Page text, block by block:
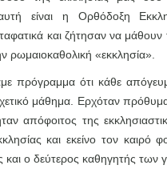
είναι η Ορθόδοξη
και ζήτησαν να μάθουν
ρωμαιοκαθολική «εκκλησία».
πρόγραμμα ότι κάθε
μάθημα. Ερχόταν
απόφοιτος της
και εκείνο τον καιρό
και ο δεύτερος καθηγητής των